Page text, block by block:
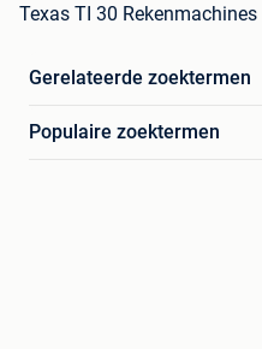
Texas TI 30 Rekenmachines
Gerelateerde zoektermen
Populaire zoektermen